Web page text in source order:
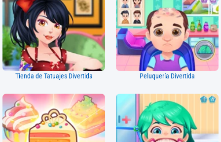
Tienda de Tatuajes Divertida Peluquería Divertida